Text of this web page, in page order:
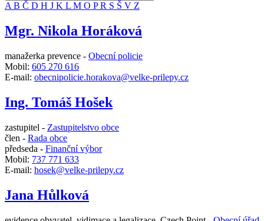
A B Č D H J K L M O PR S Š V Z
Mgr. Nikola Horáková
manažerka prevence - Obecní policie
Mobil: 605 270 616
E-mail: obecnipolicie.horakova@velke-prilepy.cz
Ing. Tomáš Hošek
zastupitel - Zastupitelstvo obce
člen - Rada obce
předseda - Finanční výbor
Mobil: 737 771 633
E-mail: hosek@velke-prilepy.cz
Jana Hůlková